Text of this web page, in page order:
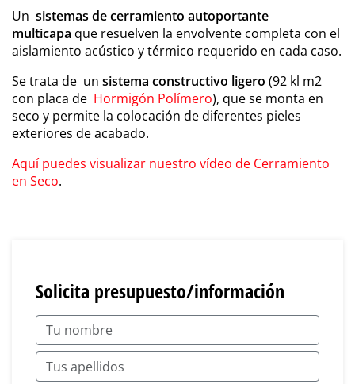
Un sistemas de cerramiento autoportante
multicapa que resuelven la envolvente completa con el
aislamiento acústico y térmico requerido en cada caso.
Se trata de un sistema constructivo ligero (92 kl m2
con placa de Hormigón Polímero), que se monta en
seco y permite la colocación de diferentes pieles
exteriores de acabado.
Aquí puedes visualizar nuestro vídeo de Cerramiento
en Seco.
Solicita presupuesto/información